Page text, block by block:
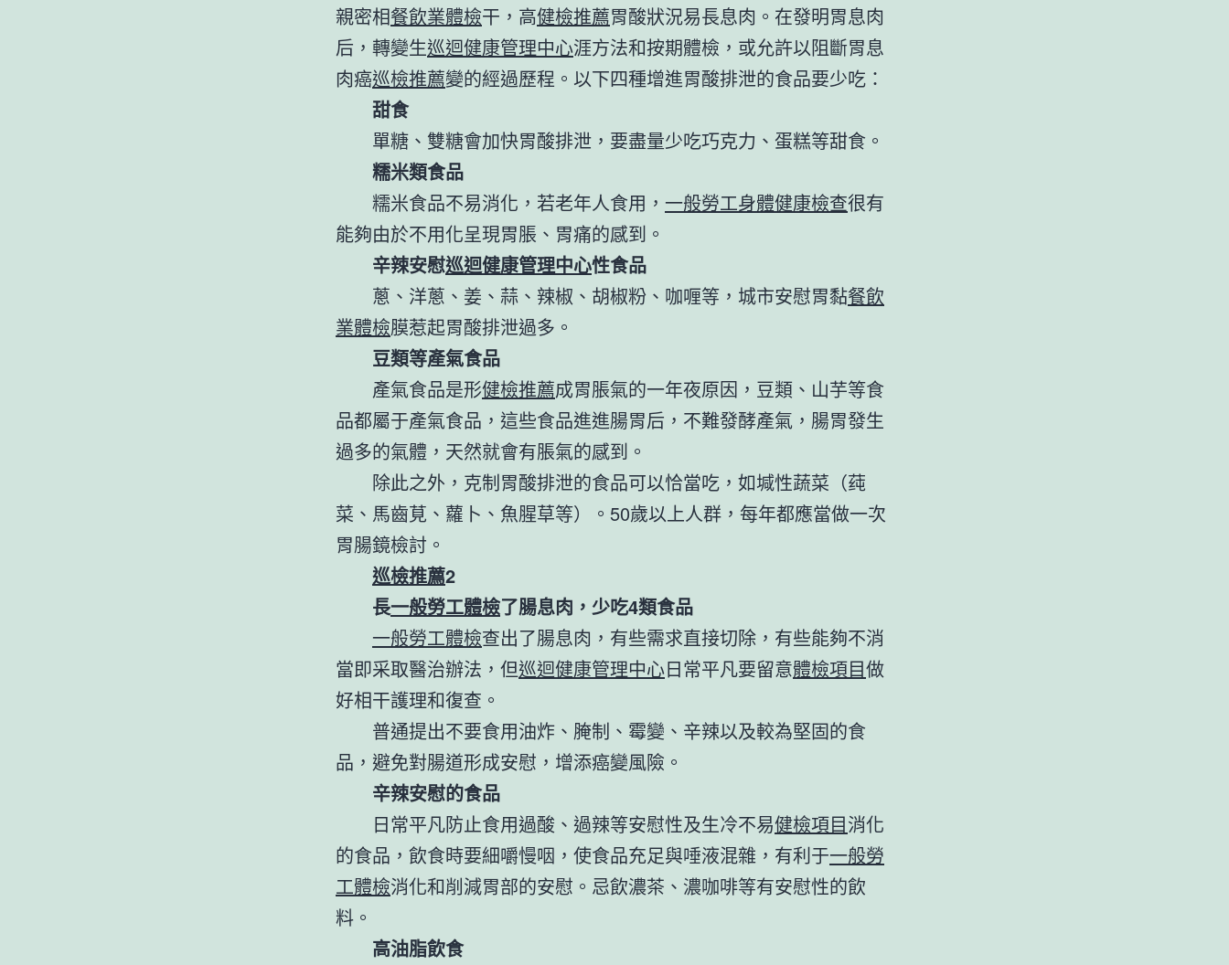
親密相餐飲業體檢干，高健檢推薦胃酸狀況易長息肉。在發明胃息肉
后，轉變生巡迴健康管理中心涯方法和按期體檢，或允許以阻斷胃息
肉癌巡檢推薦變的經過歷程。以下四種增進胃酸排泄的食品要少吃：
甜食
單糖、雙糖會加快胃酸排泄，要盡量少吃巧克力、蛋糕等甜食。
糯米類食品
糯米食品不易消化，若老年人食用， 一般勞工身體健康檢查很有
能夠由於不用化呈現胃脹、胃痛的感到。
辛辣安慰巡迴健康管理中心性食品
蔥、洋蔥、姜、蒜、辣椒、胡椒粉、咖喱等，城市安慰胃黏餐飲
業體檢膜惹起胃酸排泄過多。
豆類等產氣食品
產氣食品是形健檢推薦成胃脹氣的一年夜原因，豆類、山芋等食
品都屬于產氣食品，這些食品進進腸胃后，不難發酵產氣，腸胃發生
過多的氣體，天然就會有脹氣的感到。
除此之外，克制胃酸排泄的食品可以恰當吃，如堿性蔬菜（莼
菜、馬齒莧、蘿卜、魚腥草等）。50歲以上人群，每年都應當做一次
胃腸鏡檢討。
巡檢推薦2
長一般勞工體檢了腸息肉，少吃4類食品
一般勞工體檢查出了腸息肉，有些需求直接切除，有些能夠不消
當即采取醫治辦法，但巡迴健康管理中心日常平凡要留意體檢項目做
好相干護理和復查。
普通提出不要食用油炸、腌制、霉變、辛辣以及較為堅固的食
品，避免對腸道形成安慰，增添癌變風險。
辛辣安慰的食品
日常平凡防止食用過酸、過辣等安慰性及生冷不易健檢項目消化
的食品，飲食時要細嚼慢咽，使食品充足與唾液混雜，有利于一般勞
工體檢消化和削減胃部的安慰。忌飲濃茶、濃咖啡等有安慰性的飲
料。
高油脂飲食